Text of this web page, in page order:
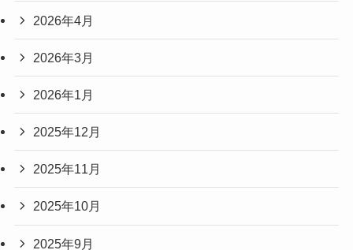
2026年4月
2026年3月
2026年1月
2025年12月
2025年11月
2025年10月
2025年9月